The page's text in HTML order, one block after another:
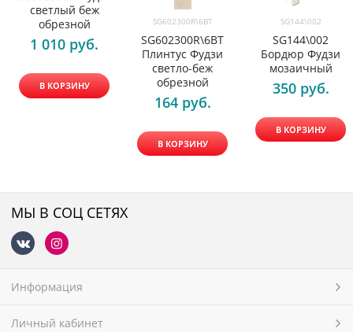
светлый беж
обрезной
1 010 руб.
В КОРЗИНУ
SG602300R\6BT
SG602300R\6BT
Плинтус Фудзи
светло-беж
обрезной
164 руб.
В КОРЗИНУ
SG144\002
SG144\002
Бордюр Фудзи
мозаичный
350 руб.
В КОРЗИНУ
МЫ В СОЦ СЕТЯХ
Информация
Личный кабинет